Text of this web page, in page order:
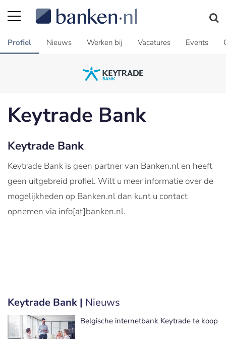
Profiel Nieuws Werken bij Vacatures Events
Keytrade Bank
Keytrade Bank
Keytrade Bank is geen partner van Banken.nl en heeft
geen uitgebreid profiel. Wilt u meer informatie over de
mogelijkheden op Banken.nl dan kunt u contact
opnemen via info[at]banken.nl.
Keytrade Bank | Nieuws
Belgische internetbank Keytrade te koop